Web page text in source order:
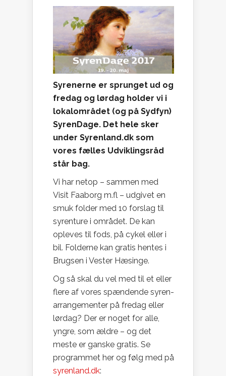
Syrenerne er sprunget ud og
fredag og lørdag holder vi i
lokalområdet (og på Sydfyn)
SyrenDage. Det hele sker
under Syrenland.dk som
vores fælles Udviklingsråd
står bag.
Vi har netop – sammen med
Visit Faaborg m.fl – udgivet en
smuk folder med 10 forslag til
syrenture i området. De kan
opleves til fods, på cykel eller i
bil. Folderne kan gratis hentes i
Brugsen i Vester Hæsinge.
Og så skal du vel med til et eller
flere af vores spændende syren-
arrangementer på fredag eller
lørdag? Der er noget for alle,
yngre, som ældre – og det
meste er ganske gratis. Se
programmet her og følg med på
syrenland.dk: